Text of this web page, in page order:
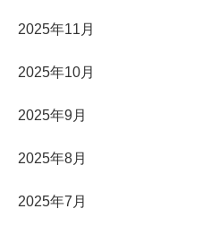
2025年11月
2025年10月
2025年9月
2025年8月
2025年7月